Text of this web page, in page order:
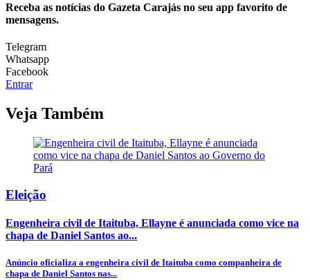
Receba as notícias do Gazeta Carajás no seu app favorito de
mensagens.
Telegram
Whatsapp
Facebook
Entrar
Veja Também
Eleição
Engenheira civil de Itaituba, Ellayne é anunciada como vice na
chapa de Daniel Santos ao...
Anúncio oficializa a engenheira civil de Itaituba como companheira de
chapa de Daniel Santos nas...